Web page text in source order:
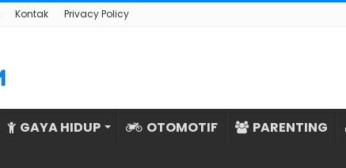
Kontak Privacy Policy
GAYA HIDUP OTOMOTIF PARENTING